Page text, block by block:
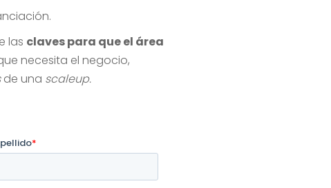
las claves para que el área
necesita el negocio,
de una scaleup.